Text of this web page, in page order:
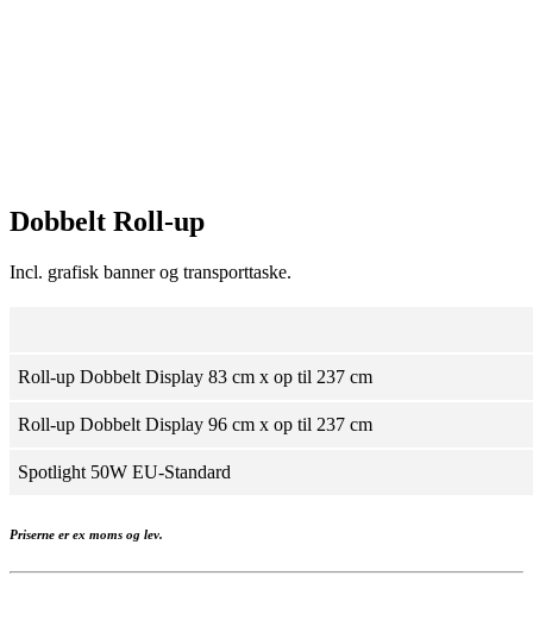
Dobbelt Roll-up
Incl. grafisk banner og transporttaske.
Roll-up Dobbelt Display 83 cm x op til 237 cm
Roll-up Dobbelt Display 96 cm x op til 237 cm
Spotlight 50W EU-Standard
Priserne er ex moms og lev.